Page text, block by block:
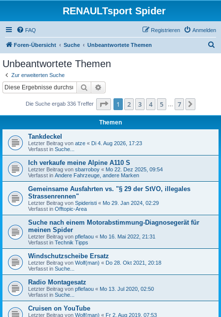
RENAULTsport Spider
FAQ Anmelden
Registrieren
Foren-Übersicht Suche Unbeantwortete Themen
Unbeantwortete Themen
Zur erweiterten Suche
Suche
Die Suche ergab 336 Treffer Seite 1von
1 2 3 4 5 7
Themen
Tankdeckel
Letzter Beitrag von atze « Di 4. Aug 2026, 17:23
Verfasst in Suche...
Ich verkaufe meine Alpine A110 S
Letzter Beitrag von sbarroboy « Mo 22. Dez 2025, 09:54
Verfasst in Andere Fahrzeuge, andere Marken
Gemeinsame Ausfahrten vs. "§ 29 der StVO, illegales
Strassenrennen"
Letzter Beitrag von Spideristi « Mo 29. Jan 2024, 02:29
Verfasst in Offtopic-Area
Suche nach einem Motorabstimmung-Diagnosegerät für
meinen Spider
Letzter Beitrag von pflefaou « Mo 16. Mai 2022, 21:31
Verfasst in Technik Tipps
Windschutzscheibe Ersatz
Letzter Beitrag von Wolf(man) « Do 28. Okt 2021, 20:18
Verfasst in Suche...
Radio Montagesatz
Letzter Beitrag von pflefaou « Mo 13. Jul 2020, 02:50
Verfasst in Suche...
Cruisen on YouTube
Letzter Beitrag von Wolf(man) « Fr 2. Aug 2019, 07:53